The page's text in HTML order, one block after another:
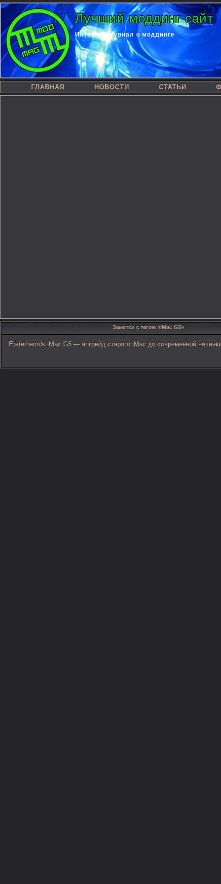
Лучший моддинг сайт
Интернет-журнал о моддинге
ГЛАВНАЯ НОВОСТИ СТАТЬИ
Заметки с тегом «iMac G5»
Ersterhernds iMac G5 — апгрейд старого iMac до современной